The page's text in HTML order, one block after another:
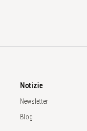
Notizie
Newsletter
Blog